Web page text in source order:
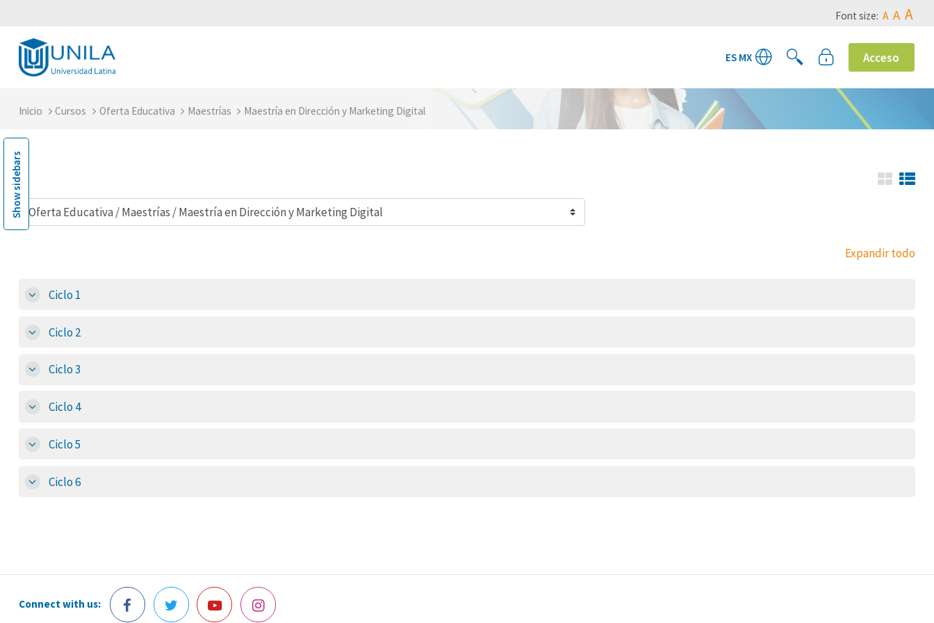
Font size: A A A
ES MX Acceso
Inicio Cursos Oferta Educativa Maestrías Maestría en Dirección y Marketing Digital
Expandir todo
Ciclo 1
Ciclo 2
Ciclo 3
Ciclo 4
Ciclo 5
Ciclo 6
Connect with us:
Show sidebars